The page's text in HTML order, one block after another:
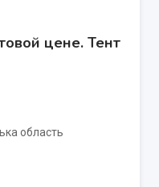
цене. Тент
область